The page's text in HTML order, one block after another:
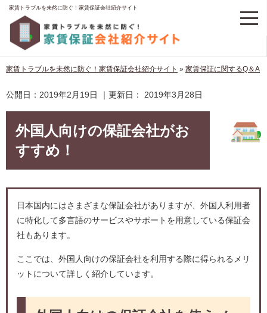
家賃トラブルを未然に防ぐ！家賃保証会社紹介サイト
家賃トラブルを未然に防ぐ！家賃保証会社紹介サイト » 家賃保証に関するQ＆A
公開日： 2019年2月19日 ｜更新日： 2019年3月28日
外国人向けの保証会社がお
すすめ！
日本国内にはさまざまな保証会社がありますが、外国人利用者
に特化して多言語のサービスやサポートを用意している保証会
社もあります。
ここでは、外国人向けの保証会社を利用する際に得られるメリ
ットについて詳しく紹介しています。